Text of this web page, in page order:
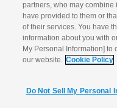
古物営業法に基づく表示
お問合せ
partners, who may combine
have provided to them or
of their services. You have
information about you with
My Personal Information] to
our website. Cookie Policy
Do Not Sell My Personal